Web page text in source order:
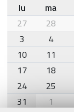
month-
8
lu ma
27
28
3
4
10
11
17
18
24
25
31
1